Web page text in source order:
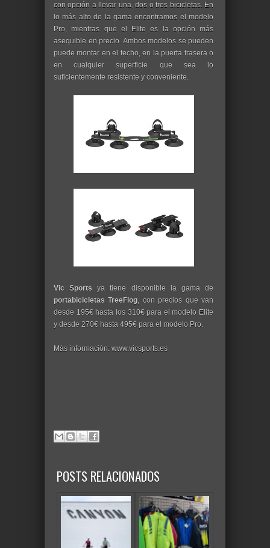
con opción a llevar una, dos o tres bicicletas. En
lo más alto de la gama encontramos el modelo
Pro, mientras que el Elite es la opción más
asequible en precio. Ambos modelos se pueden
puede montar en el techo, en la puerta trasera o
en cualquier superficie que sea lo
suficientemente resistente y conveniente.
Vic Sports ya tiene disponible la gama de
portabicicletas TreeFlog, con precios que van
desde 195€ hasta los 310€ para el modelo Elite
y desde 270€ hasta 495€ para el modelo Pro.
Más información: www.vicsports.es
POSTS RELACIONADOS